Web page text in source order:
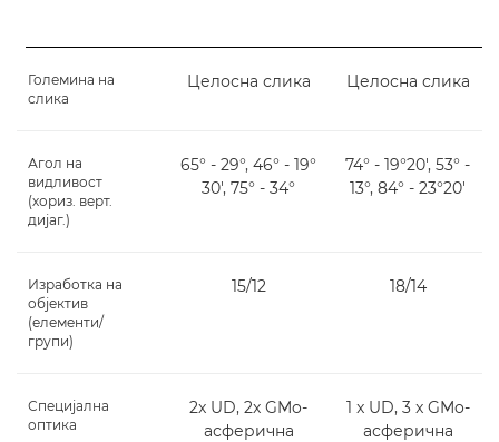
Големина на
слика
Целосна слика Целосна слика
Агол на
видливост
(хориз. верт.
дијаг.)
65° - 29°, 46° - 19°
30', 75° - 34°
74° - 19°20', 53° -
13°, 84° - 23°20'
Изработка на
објектив
(елементи/
групи)
15/12 18/14
Специјална
оптика
2x UD, 2x GMo-
асферична
1 x UD, 3 x GMo-
асферична